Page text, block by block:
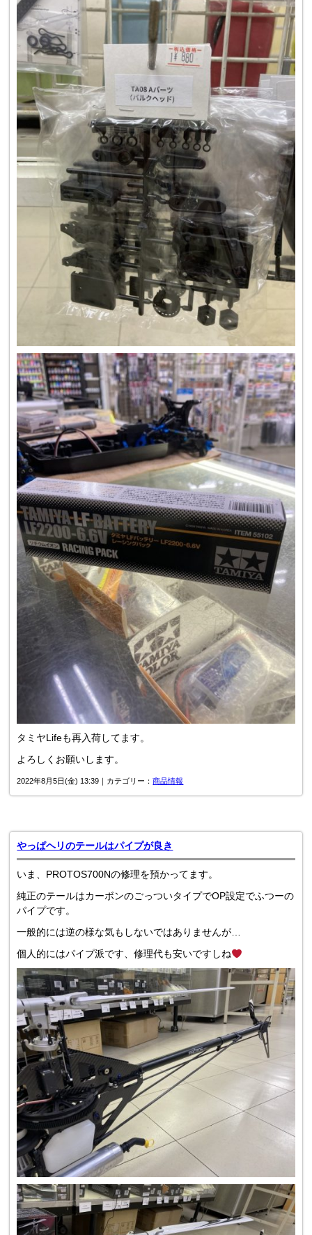
タミヤLifeも再入荷してます。
よろしくお願いします。
2022年8月5日(金) 13:39｜カテゴリー：商品情報
やっぱヘリのテールはパイプが良き
いま、PROTOS700Nの修理を預かってます。
純正のテールはカーボンのごっついタイプでOP設定でふつーの
パイプです。
一般的には逆の様な気もしないではありませんが…
個人的にはパイプ派です、修理代も安いですしね